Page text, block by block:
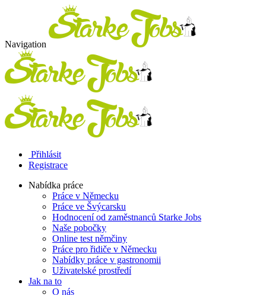
Navigation
Přihlásit
Registrace
Nabídka práce
Práce v Německu
Práce ve Švýcarsku
Hodnocení od zaměstnanců Starke Jobs
Naše pobočky
Online test němčiny
Práce pro řidiče v Německu
Nabídky práce v gastronomii
Uživatelské prostředí
Jak na to
O nás